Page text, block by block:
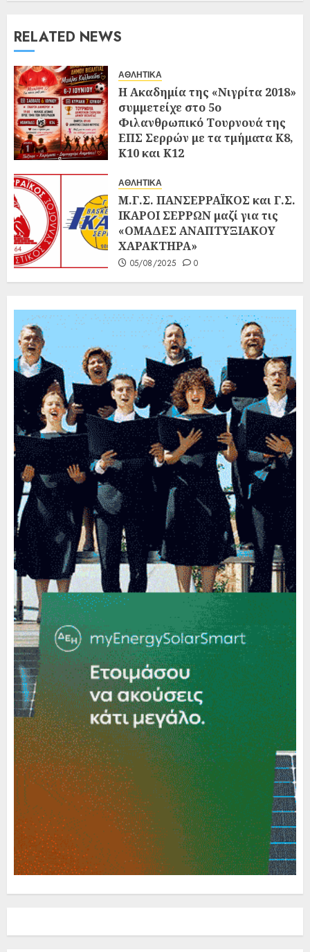
RELATED NEWS
ΑΘΛΗΤΙΚΑ
Η Ακαδημία της «Νιγρίτα 2018»
συμμετείχε στο 5ο
Φιλανθρωπικό Τουρνουά της
ΕΠΣ Σερρών με τα τμήματα Κ8,
Κ10 και Κ12
ΑΘΛΗΤΙΚΑ
Μ.Γ.Σ. ΠΑΝΣΕΡΡΑΪΚΟΣ και Γ.Σ.
ΙΚΑΡΟΙ ΣΕΡΡΩΝ μαζί για τις
«ΟΜΑΔΕΣ ΑΝΑΠΤΥΞΙΑΚΟΥ
ΧΑΡΑΚΤΗΡΑ»
05/08/2025 0